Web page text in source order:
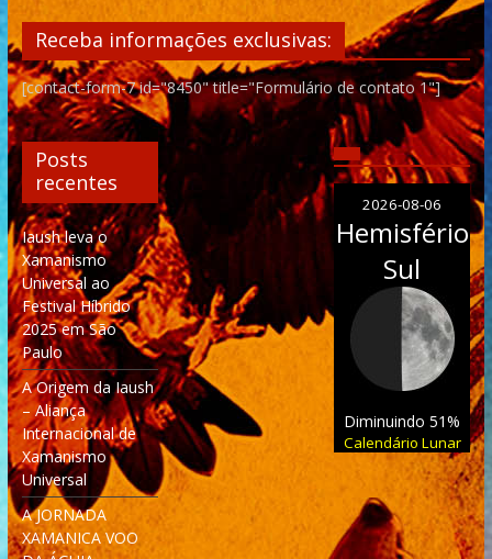
Receba informações exclusivas:
[contact-form-7 id="8450" title="Formulário de contato 1"]
Posts
recentes
Iaush leva o
Xamanismo
Universal ao
Festival Híbrido
2025 em São
Paulo
A Origem da Iaush
– Aliança
Internacional de
Xamanismo
Universal
A JORNADA
XAMANICA VOO
2026-08-06
Hemisfério
Sul
Diminuindo 51%
Calendário Lunar